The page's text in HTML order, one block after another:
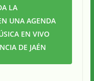
LA
UNA AGENDA
EN VIVO
DE JAÉN